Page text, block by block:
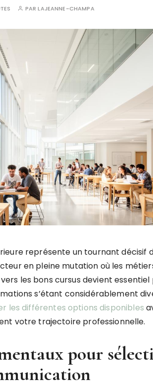
PARLAJEANNE-CHAMPA
représente un tournant décisif
en pleine mutation où les
les bons cursus devient essentiel
s’étant considérablement
les différentes options disponibles
votre trajectoire professionnelle.
pour